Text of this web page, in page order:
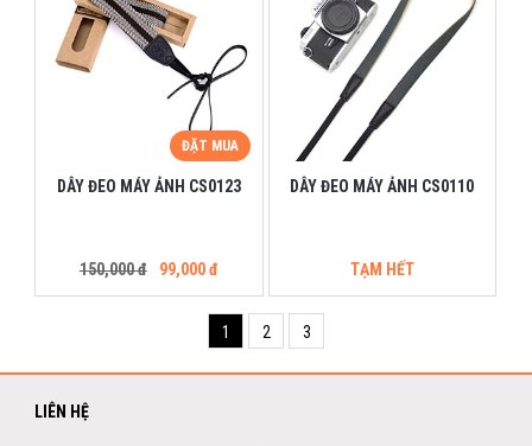
ĐẶT MUA
DÂY ĐEO MÁY ẢNH CS0123
150,000 đ 99,000 đ
DÂY ĐEO MÁY ẢNH CS0110
TẠM HẾT
1 2 3
LIÊN HỆ